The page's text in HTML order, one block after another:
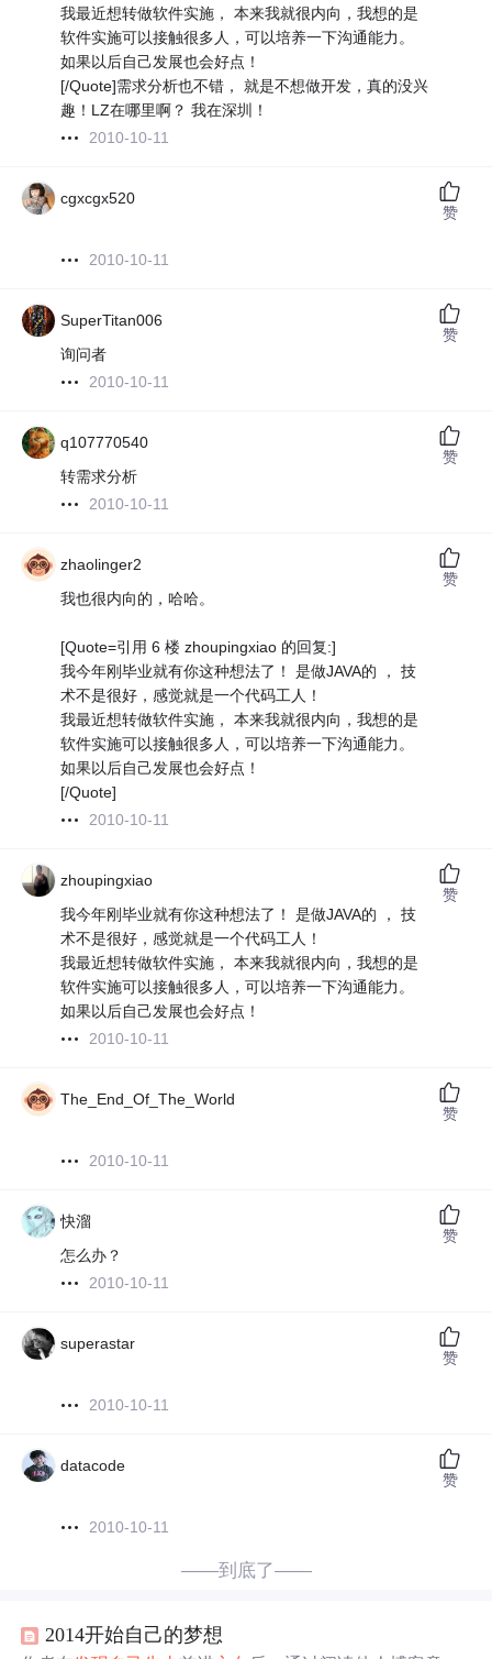
我最近想转做软件实施， 本来我就很内向，我想的是
软件实施可以接触很多人，可以培养一下沟通能力。
如果以后自己发展也会好点！
[/Quote]需求分析也不错， 就是不想做开发，真的没兴
趣！LZ在哪里啊？ 我在深圳！
2010-10-11
cgxcgx520
2010-10-11
赞
SuperTitan006
询问者
2010-10-11
赞
q107770540
转需求分析
2010-10-11
赞
zhaolinger2
我也很内向的，哈哈。
[Quote=引用 6 楼 zhoupingxiao 的回复:]
我今年刚毕业就有你这种想法了！ 是做JAVA的 ， 技
术不是很好，感觉就是一个代码工人！
我最近想转做软件实施， 本来我就很内向，我想的是
软件实施可以接触很多人，可以培养一下沟通能力。
如果以后自己发展也会好点！
[/Quote]
2010-10-11
赞
zhoupingxiao
我今年刚毕业就有你这种想法了！ 是做JAVA的 ， 技
术不是很好，感觉就是一个代码工人！
我最近想转做软件实施， 本来我就很内向，我想的是
软件实施可以接触很多人，可以培养一下沟通能力。
如果以后自己发展也会好点！
2010-10-11
赞
The_End_Of_The_World
2010-10-11
赞
快溜
怎么办？
2010-10-11
赞
superastar
2010-10-11
赞
datacode
2010-10-11
赞
——到底了——
2014开始自己的梦想